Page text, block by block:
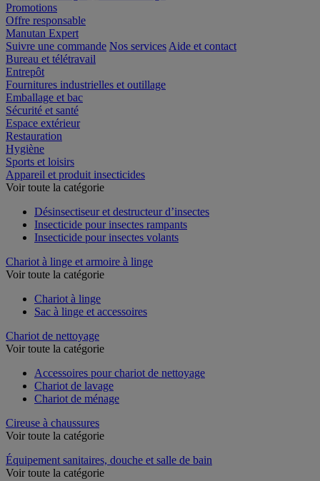
Promotions
Offre responsable
Manutan Expert
Suivre une commande Nos services Aide et contact
Bureau et télétravail
Entrepôt
Fournitures industrielles et outillage
Emballage et bac
Sécurité et santé
Espace extérieur
Restauration
Hygiène
Sports et loisirs
Appareil et produit insecticides
Voir toute la catégorie
Désinsectiseur et destructeur d’insectes
Insecticide pour insectes rampants
Insecticide pour insectes volants
Chariot à linge et armoire à linge
Voir toute la catégorie
Chariot à linge
Sac à linge et accessoires
Chariot de nettoyage
Voir toute la catégorie
Accessoires pour chariot de nettoyage
Chariot de lavage
Chariot de ménage
Cireuse à chaussures
Voir toute la catégorie
Équipement sanitaires, douche et salle de bain
Voir toute la catégorie